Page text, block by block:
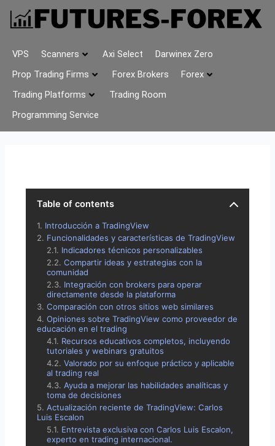
VPS Scanners Axi Select
Darwinex Zero
Prop Trading Firms
Forex Brokers
Forex
Trading Platforms
Trading Room
Programming Service
Table of contents
Introducción a TradingView
Funcionalidades y características de TradingView
Indicadores técnicos personalizables
Compartir ideas y estrategias con la
comunidad
Integración con brokers para operar
directamente desde la plataforma
Comparación con otros sitios web similares
Opiniones sobre TradingView como proveedor de
educación en el trading
Recursos educativos completos, incluyendo
tutoriales y webinars gratuitos
Valorado por su enfoque práctico y aplicable
al trading real
Ayuda a mejorar las habilidades analíticas y
toma de decisiones
Actualización reciente de TradingView: Carlos
Luis Escalon
Entrevista exclusiva con Carlos Luis Escalon,
experto en trading internacional.